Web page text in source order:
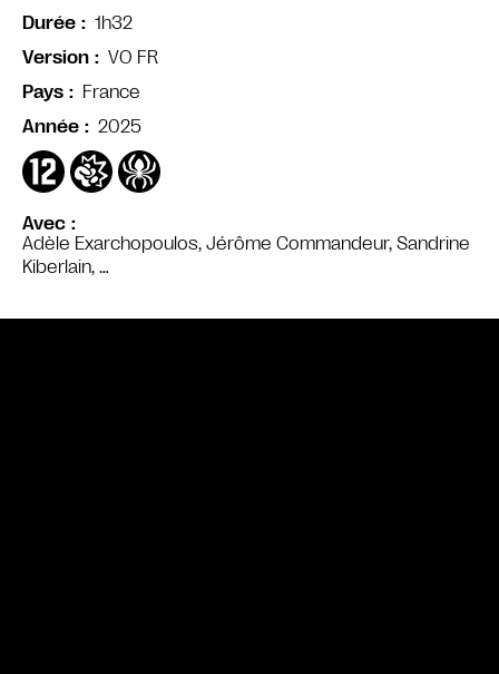
Avec
Adèle Exarchopoulos, Jérôme Commandeur, Sandrine
Kiberlain, …
Durée
1h32
Version
VO FR
Pays
France
Année
2025